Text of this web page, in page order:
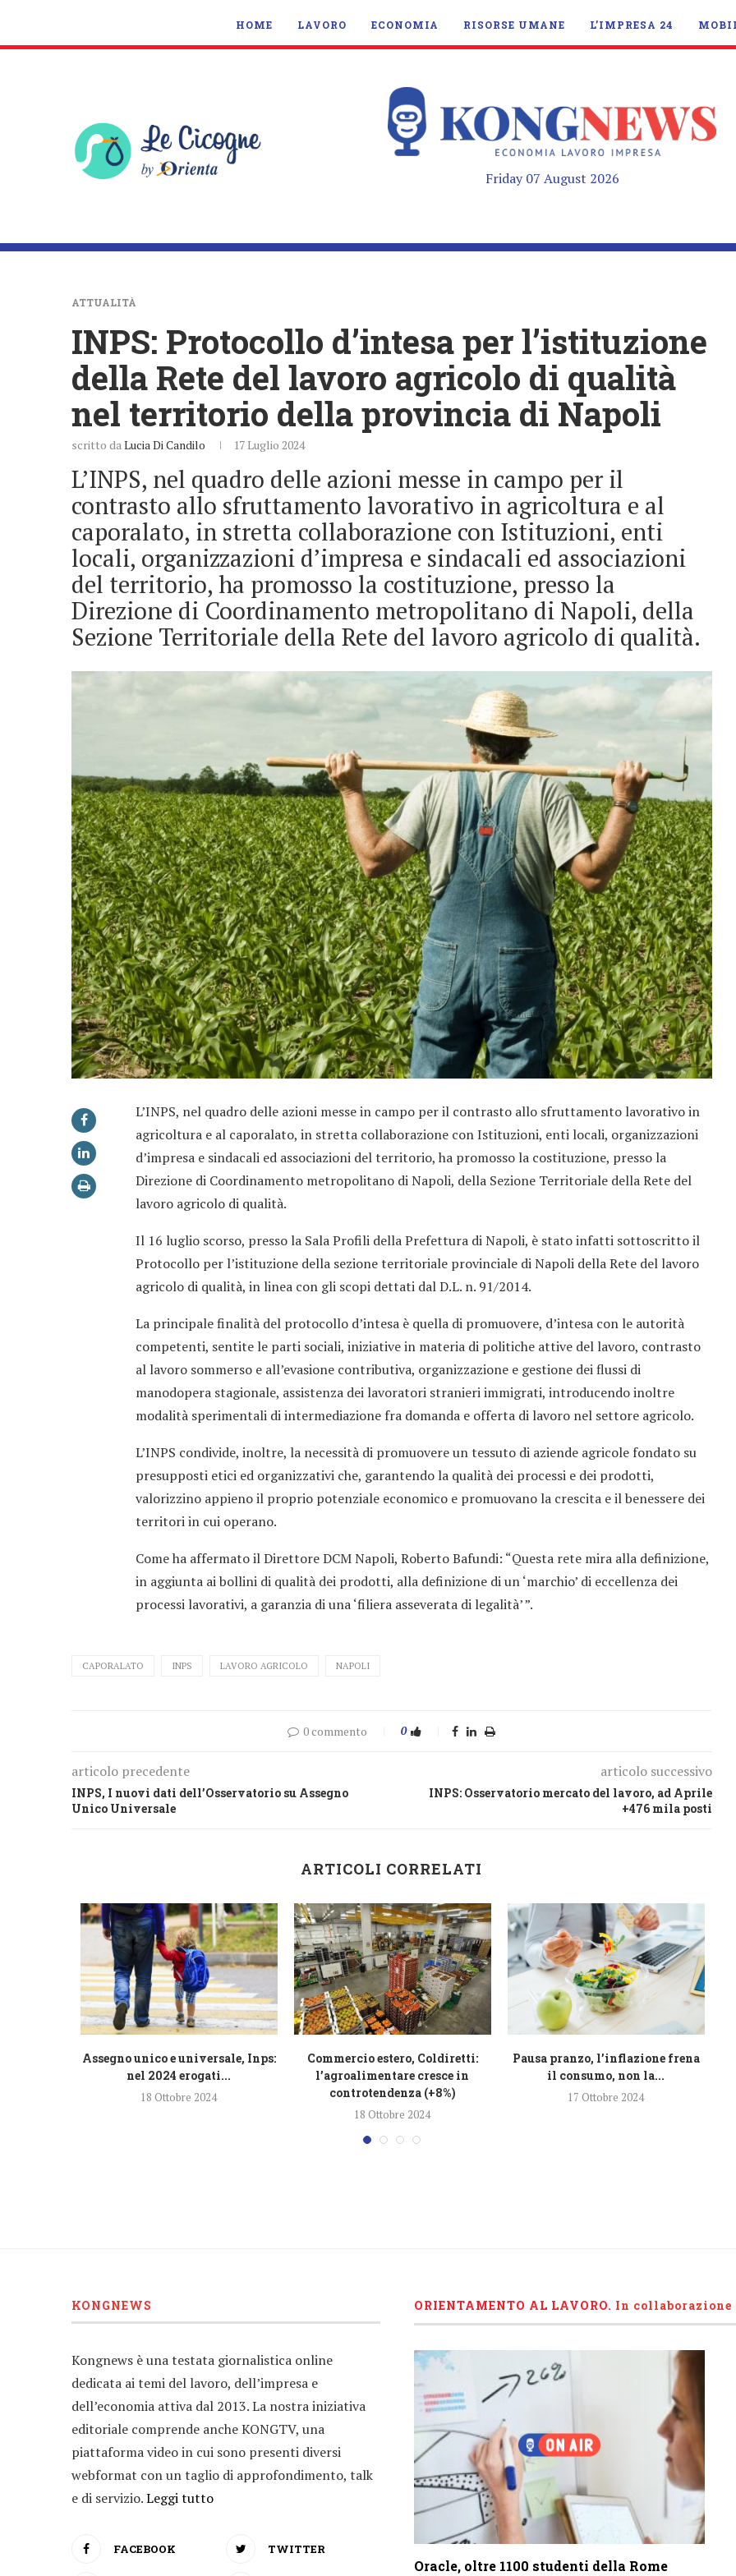
HOME LAVORO ECONOMIA RISORSE UMANE L’IMPRESA 24
Friday 07 August 2026
ATTUALITÀ
INPS: Protocollo d’intesa per l’istituzione
della Rete del lavoro agricolo di qualità
nel territorio della provincia di Napoli
scritto daLucia Di Candilo 17 Luglio 2024
L’INPS, nel quadro delle azioni messe in campo per il
contrasto allo sfruttamento lavorativo in agricoltura e al
caporalato, in stretta collaborazione con Istituzioni, enti
locali, organizzazioni d’impresa e sindacali ed associazioni
del territorio, ha promosso la costituzione, presso la
Direzione di Coordinamento metropolitano di Napoli, della
Sezione Territoriale della Rete del lavoro agricolo di qualità.
L’INPS, nel quadro delle azioni messe in campo per il contrasto allo sfruttamento lavorativo in
agricoltura e al caporalato, in stretta collaborazione con Istituzioni, enti locali, organizzazioni
d’impresa e sindacali ed associazioni del territorio, ha promosso la costituzione, presso la
Direzione di Coordinamento metropolitano di Napoli, della Sezione Territoriale della Rete del
lavoro agricolo di qualità.
Il 16 luglio scorso, presso la Sala Profili della Prefettura di Napoli, è stato infatti sottoscritto il
Protocollo per l’istituzione della sezione territoriale provinciale di Napoli della Rete del lavoro
agricolo di qualità, in linea con gli scopi dettati dal D.L. n. 91/2014.
La principale finalità del protocollo d’intesa è quella di promuovere, d’intesa con le autorità
competenti, sentite le parti sociali, iniziative in materia di politiche attive del lavoro, contrasto
al lavoro sommerso e all’evasione contributiva, organizzazione e gestione dei flussi di
manodopera stagionale, assistenza dei lavoratori stranieri immigrati, introducendo inoltre
modalità sperimentali di intermediazione fra domanda e offerta di lavoro nel settore agricolo.
L’INPS condivide, inoltre, la necessità di promuovere un tessuto di aziende agricole fondato su
presupposti etici ed organizzativi che, garantendo la qualità dei processi e dei prodotti,
valorizzino appieno il proprio potenziale economico e promuovano la crescita e il benessere dei
territori in cui operano.
Come ha affermato il Direttore DCM Napoli, Roberto Bafundi: “Questa rete mira alla definizione,
in aggiunta ai bollini di qualità dei prodotti, alla definizione di un ‘marchio’ di eccellenza dei
processi lavorativi, a garanzia di una ‘filiera asseverata di legalità’ ”.
CAPORALATO INPS LAVORO AGRICOLO NAPOLI
0 commento 0
articolo precedente
INPS, I nuovi dati dell’Osservatorio su Assegno
Unico Universale
articolo successivo
INPS: Osservatorio mercato del lavoro, ad Aprile
+476 mila posti
ARTICOLI CORRELATI
Assegno unico e universale, Inps:
nel 2024 erogati...
18 Ottobre 2024
Commercio estero, Coldiretti:
l’agroalimentare cresce in
controtendenza (+8%)
18 Ottobre 2024
Pausa pranzo, l’inflazione frena
il consumo, non la...
17 Ottobre 2024
KONGNEWS
Kongnews è una testata giornalistica online
dedicata ai temi del lavoro, dell’impresa e
dell’economia attiva dal 2013. La nostra iniziativa
editoriale comprende anche KONGTV, una
piattaforma video in cui sono presenti diversi
webformat con un taglio di approfondimento, talk
e di servizio.Leggi tutto
FACEBOOK TWITTER
ORIENTAMENTO AL LAVORO. In collaborazione
Oracle, oltre 1100 studenti della Rome